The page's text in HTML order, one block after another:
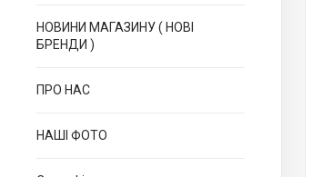
НОВИНИ МАГАЗИНУ ( НОВІ
БРЕНДИ )
ПРО НАС
НАШІ ФОТО